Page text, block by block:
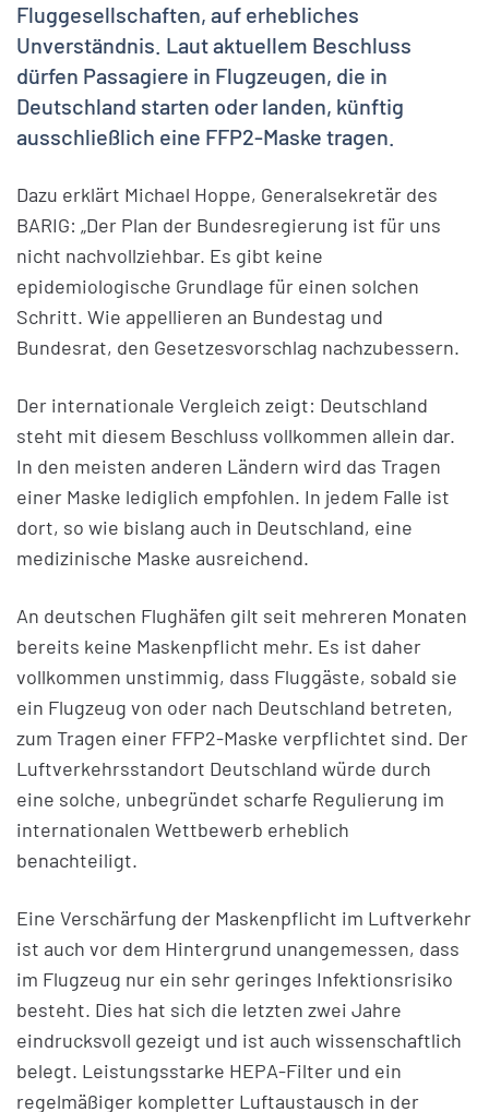
Fluggesellschaften, auf erhebliches
Unverständnis. Laut aktuellem Beschluss
dürfen Passagiere in Flugzeugen, die in
Deutschland starten oder landen, künftig
ausschließlich eine FFP2-Maske tragen.
Dazu erklärt Michael Hoppe, Generalsekretär des
BARIG: „Der Plan der Bundesregierung ist für uns
nicht nachvollziehbar. Es gibt keine
epidemiologische Grundlage für einen solchen
Schritt. Wie appellieren an Bundestag und
Bundesrat, den Gesetzesvorschlag nachzubessern.
Der internationale Vergleich zeigt: Deutschland
steht mit diesem Beschluss vollkommen allein dar.
In den meisten anderen Ländern wird das Tragen
einer Maske lediglich empfohlen. In jedem Falle ist
dort, so wie bislang auch in Deutschland, eine
medizinische Maske ausreichend.
An deutschen Flughäfen gilt seit mehreren Monaten
bereits keine Maskenpflicht mehr. Es ist daher
vollkommen unstimmig, dass Fluggäste, sobald sie
ein Flugzeug von oder nach Deutschland betreten,
zum Tragen einer FFP2-Maske verpflichtet sind. Der
Luftverkehrsstandort Deutschland würde durch
eine solche, unbegründet scharfe Regulierung im
internationalen Wettbewerb erheblich
benachteiligt.
Eine Verschärfung der Maskenpflicht im Luftverkehr
ist auch vor dem Hintergrund unangemessen, dass
im Flugzeug nur ein sehr geringes Infektionsrisiko
besteht. Dies hat sich die letzten zwei Jahre
eindrucksvoll gezeigt und ist auch wissenschaftlich
belegt. Leistungsstarke HEPA-Filter und ein
regelmäßiger kompletter Luftaustausch in der